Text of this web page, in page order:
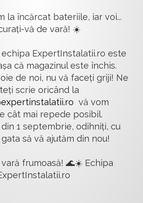
la încărcat bateriile, iar voi...
vă de vară! ☀️
ExpertInstalatii.ro este
că magazinul este închis.
de noi, nu vă faceți griji! Ne
scrie oricând la
vă vom
cât mai repede posibil.
1 septembrie, odihniți, cu
să vă ajutăm din nou!
frumoasă! 🌊☀️ Echipa